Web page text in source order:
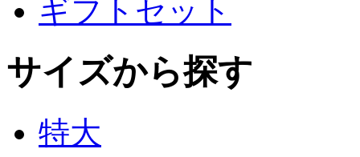
ギフトセット
サイズから探す
特大